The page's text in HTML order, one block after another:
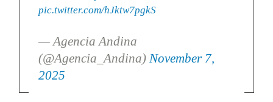
pic.twitter.com/hJktw7pgkS
— Agencia Andina
(@Agencia_Andina) November 7,
2025